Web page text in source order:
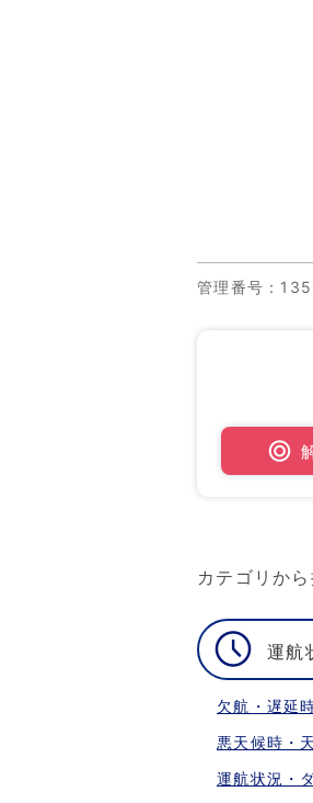
管理番号 ：
カテゴリか
運航
欠航・遅延
悪天候時・
運航状況・